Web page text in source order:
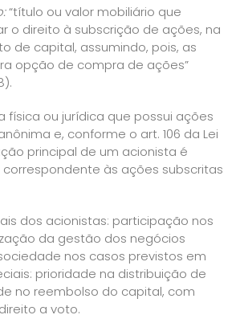
“título ou valor mobiliário que
o direito à subscrição de ações, na
de capital, assumindo, pois, as
opção de compra de ações”
física ou jurídica que possui ações
e, conforme o art. 106 da Lei
principal de um acionista é
às ações subscritas
dos acionistas: participação nos
da gestão dos negócios
nos casos previstos em
prioridade na distribuição de
no reembolso do capital, com
a voto.